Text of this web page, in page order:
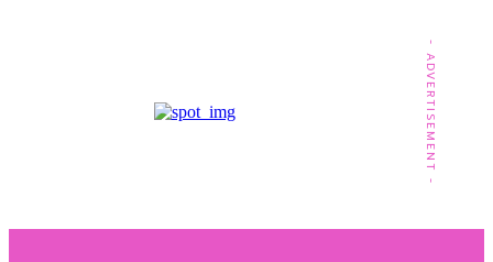
- ADVERTISEMENT -